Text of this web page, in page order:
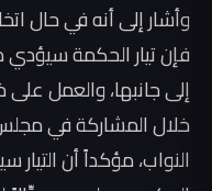
وأشار إلى أنه في حال
فإن تيار الحكمة
إلى جانبها، والعمل
خلال المشاركة في
النواب، مؤكداً أن